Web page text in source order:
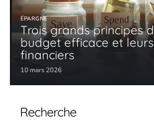
ÉPARGNE
Trois grands principes
budget efficace et
financiers
10 mars 2026
Recherche